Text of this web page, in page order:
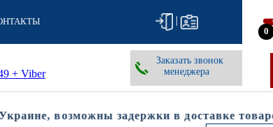
|
+ Viber
Заказать звонок
менеджера
0
возможны задержки в доставке